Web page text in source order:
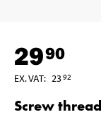
2990
EX. VAT: 2392
Screw